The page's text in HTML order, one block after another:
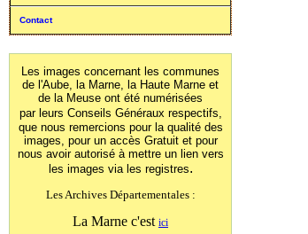
Contact
Les images concernant les communes
de l'Aube, la Marne, la Haute Marne et
de la Meuse ont été numérisées
par leurs Conseils Généraux respectifs,
que nous remercions pour la qualité des
images, pour un accès Gratuit et pour
nous avoir autorisé à mettre un lien vers
les images via les registres.
Les Archives Départementales :
La Marne c'est ici